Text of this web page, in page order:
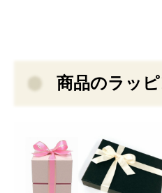
商品のラッ